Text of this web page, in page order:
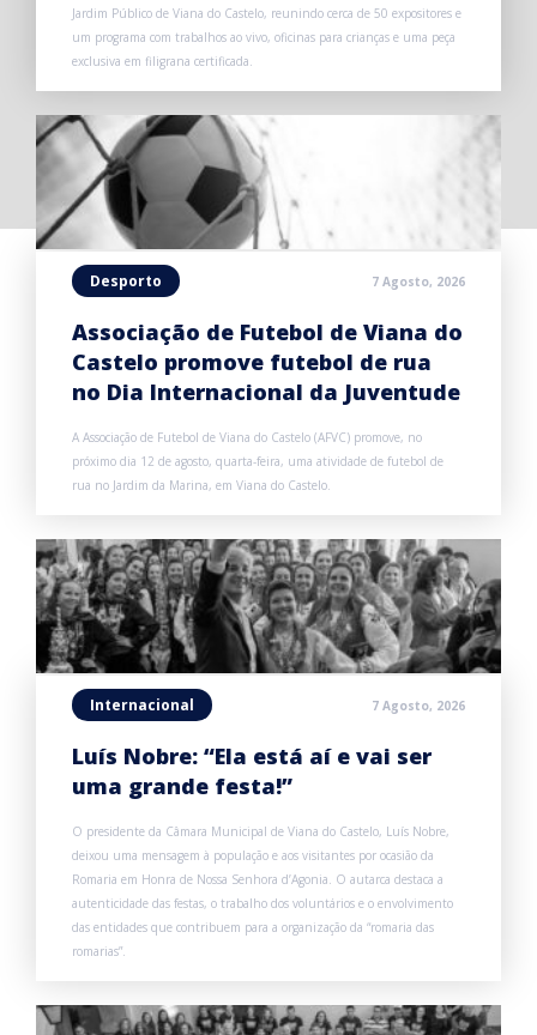
Jardim Público de Viana do Castelo, reunindo cerca de 50 expositores e
um programa com trabalhos ao vivo, oficinas para crianças e uma peça
exclusiva em filigrana certificada.
Desporto 7 Agosto, 2026
Associação de Futebol de Viana do
Castelo promove futebol de rua
no Dia Internacional da Juventude
A Associação de Futebol de Viana do Castelo (AFVC) promove, no
próximo dia 12 de agosto, quarta-feira, uma atividade de futebol de
rua no Jardim da Marina, em Viana do Castelo.
Internacional 7 Agosto, 2026
Luís Nobre: “Ela está aí e vai ser
uma grande festa!”
O presidente da Câmara Municipal de Viana do Castelo, Luís Nobre,
deixou uma mensagem à população e aos visitantes por ocasião da
Romaria em Honra de Nossa Senhora d’Agonia. O autarca destaca a
autenticidade das festas, o trabalho dos voluntários e o envolvimento
das entidades que contribuem para a organização da “romaria das
romarias”.